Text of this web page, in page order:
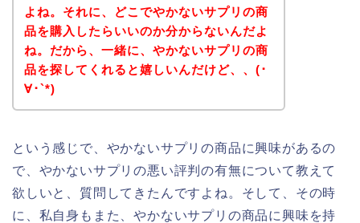
よね。それに、どこでやかないサプリの商
品を購入したらいいのか分からないんだよ
ね。だから、一緒に、やかないサプリの商
品を探してくれると嬉しいんだけど、、(･
∀･`*)
という感じで、やかないサプリの商品に興味があるの
で、やかないサプリの悪い評判の有無について教えて
欲しいと、質問してきたんですよね。そして、その時
に、私自身もまた、やかないサプリの商品に興味を持